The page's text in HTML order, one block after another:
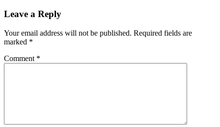
Leave a Reply
Your email address will not be published. Required fields are
marked *
Comment *